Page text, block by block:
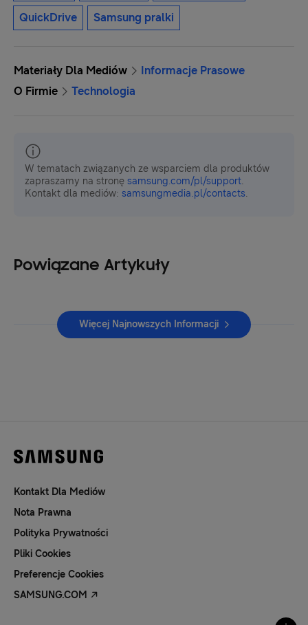
QuickDrive Samsung pralki
Materiały Dla Mediów
Informacje Prasowe
O Firmie
Technologia
W tematach związanych ze wsparciem dla produktów
zapraszamy na stronę samsung.com/pl/support.
Kontakt dla mediów: samsungmedia.pl/contacts.
Powiązane Artykuły
Więcej Najnowszych Informacji
Kontakt Dla Mediów
Nota Prawna
Polityka Prywatności
Pliki Cookies
Preferencje Cookies
SAMSUNG.COM